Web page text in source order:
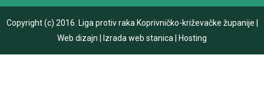
Copyright (c) 2016. Liga protiv raka Koprivničko-križevačke županije
Web dizajn
Izrada web stanica Hosting